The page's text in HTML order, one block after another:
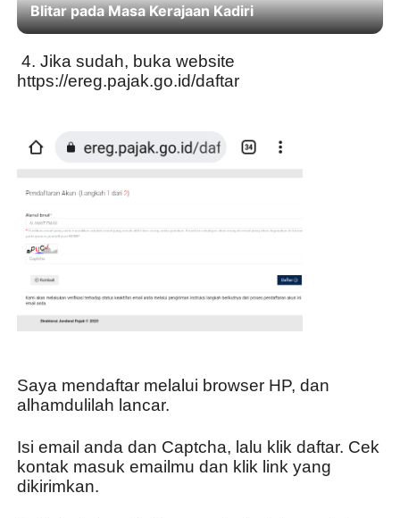
Blitar pada Masa Kerajaan Kadiri
4. Jika sudah, buka website
https://ereg.pajak.go.id/daftar
Saya mendaftar melalui browser HP, dan
alhamdulilah lancar.
Isi email anda dan Captcha, lalu klik daftar. Cek
kontak masuk emailmu dan klik link yang
dikirimkan.